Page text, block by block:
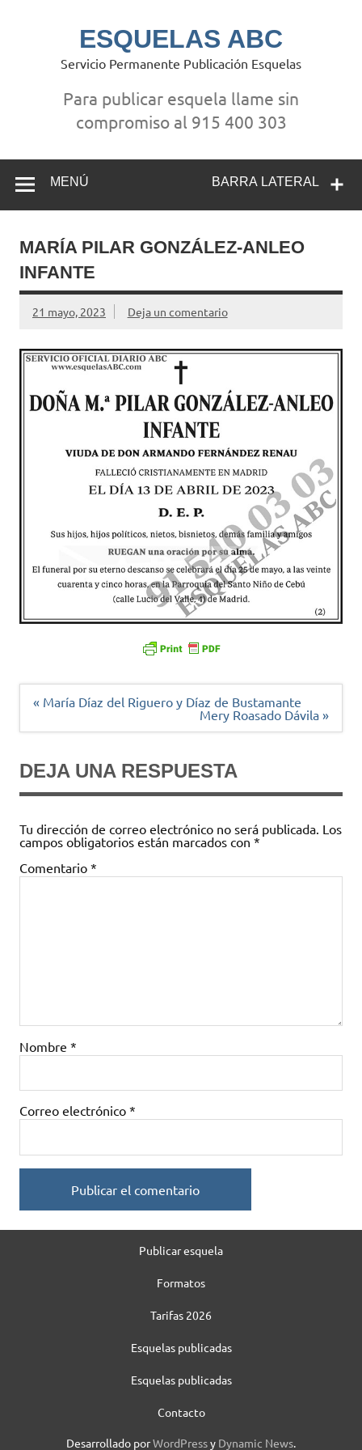
ESQUELAS ABC
Servicio Permanente Publicación Esquelas
Para publicar esquela llame sin
compromiso al 915 400 303
BARRA LATERAL
MENÚ
MARÍA PILAR GONZÁLEZ-ANLEO
INFANTE
21 mayo, 2023 Deja un comentario
Navegación
« María Díaz del Riguero y Díaz de Bustamante
Mery Roasado Dávila »
DEJA UNA RESPUESTA
Tu dirección de correo electrónico no será publicada. Los
campos obligatorios están marcados con *
Comentario *
Nombre *
Correo electrónico *
Publicar esquela
Formatos
Tarifas 2026
Esquelas publicadas
Esquelas publicadas
Contacto
Desarrollado porWordPressy Dynamic News.